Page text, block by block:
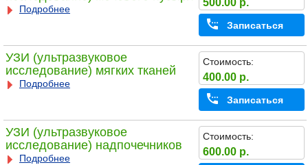
Подробнее
Записаться
УЗИ (ультразвуковое
исследование) мягких тканей
Подробнее
Стоимость:
400.00 р.
Записаться
УЗИ (ультразвуковое
исследование) надпочечников
Подробнее
Стоимость:
600.00 р.